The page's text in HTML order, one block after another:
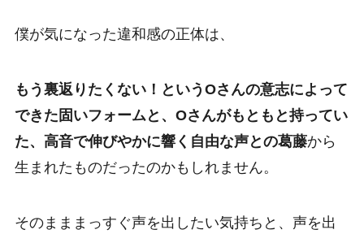
僕が気になった違和感の正体は、
もう裏返りたくない！というOさんの意志によって
できた固いフォームと、Oさんがもともと持ってい
た、高音で伸びやかに響く自由な声との葛藤から
生まれたものだったのかもしれません。
そのまままっすぐ声を出したい気持ちと、声を出